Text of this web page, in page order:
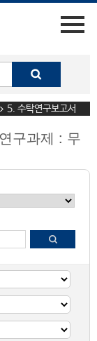
5. 수탁연구보고서
구과제 : 무